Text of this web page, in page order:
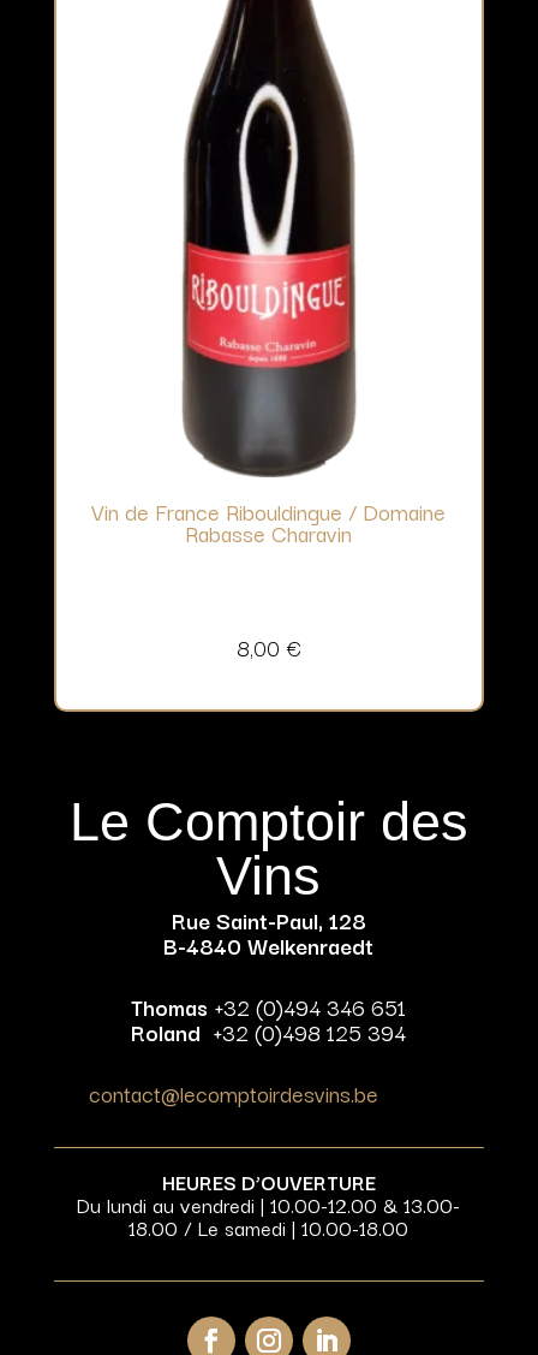
Vin de France Ribouldingue / Domaine
Rabasse Charavin
8,00 €
Le Comptoir des
Vins
Rue Saint-Paul, 128
B-4840 Welkenraedt
Thomas +32 (0)494 346 651
Roland +32 (0)498 125 394
contact@lecomptoirdesvins.be
HEURES D’OUVERTURE
Du lundi au vendredi | 10.00-12.00 & 13.00-
18.00 / Le samedi | 10.00-18.00